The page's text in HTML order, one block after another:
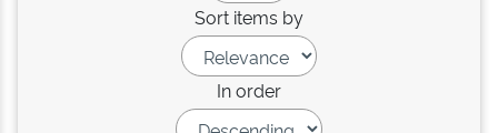
Sort items by
In order